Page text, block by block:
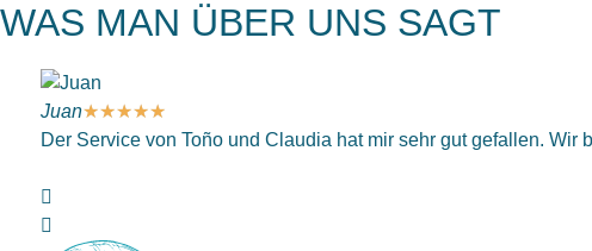
WAS MAN ÜBER UNS SAGT
Juan★★★★★
Der Service von Toño und Claudia hat mir sehr gut gefallen.